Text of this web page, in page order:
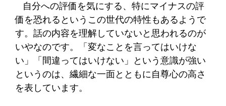
自分への評価を気にする、特にマイナスの評
価を恐れるというこの世代の特性もあるようで
す。話の内容を理解していないと思われるのが
いやなのです。「変なことを言ってはいけな
い」「間違ってはいけない」という意識が強い
というのは、繊細な一面とともに自尊心の高さ
を表しています。